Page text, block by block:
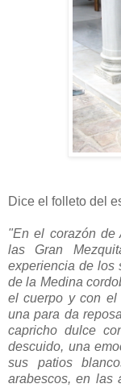
Dice el folleto del
"En el corazón de
las Gran
experiencia de los
de la Medina
el cuerpo y con el
una para da
capricho dulce
descuido, una
sus patios
arabescos, en las